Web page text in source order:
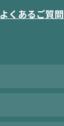
よくあるご質問